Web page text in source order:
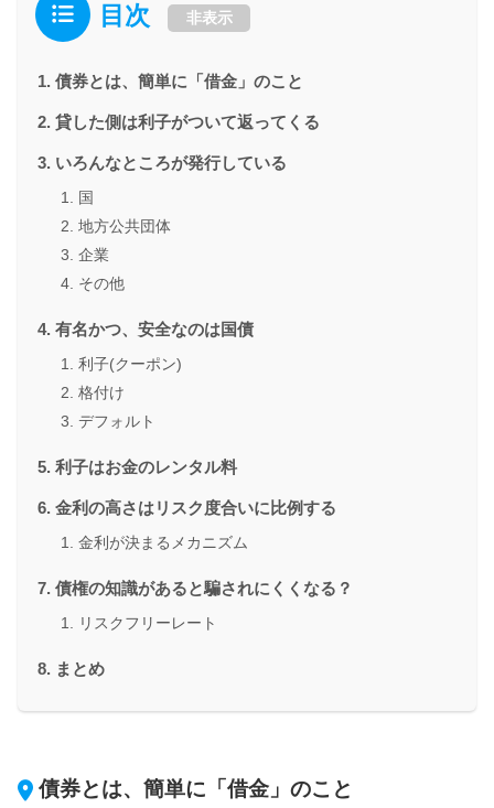
目次 非表示
債券とは、簡単に「借金」のこと
貸した側は利子がついて返ってくる
いろんなところが発行している
国
地方公共団体
企業
その他
有名かつ、安全なのは国債
利子(クーポン)
格付け
デフォルト
利子はお金のレンタル料
金利の高さはリスク度合いに比例する
金利が決まるメカニズム
債権の知識があると騙されにくくなる？
リスクフリーレート
まとめ
債券とは、簡単に「借金」のこと